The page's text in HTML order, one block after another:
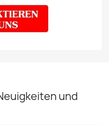
und